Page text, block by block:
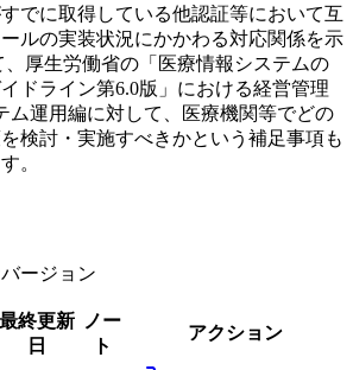
でに取得している他認証等において互
ルの実装状況にかかわる対応関係を示
、厚生労働省の「医療情報システムの
ドライン第6.0版」における経営管理
ム運用編に対して、医療機関等でどの
検討・実施すべきかという補足事項も
。
ージョン
最終更新
日
ノー
ト
アクション